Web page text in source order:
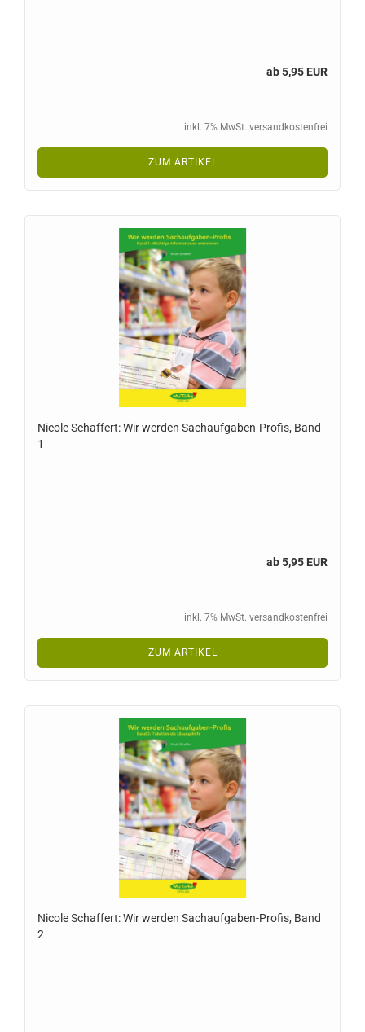
ab 5,95 EUR
inkl. 7% MwSt. versandkostenfrei
ZUM ARTIKEL
Nicole Schaffert: Wir werden Sachaufgaben-Profis, Band
1
ab 5,95 EUR
inkl. 7% MwSt. versandkostenfrei
ZUM ARTIKEL
Nicole Schaffert: Wir werden Sachaufgaben-Profis, Band
2